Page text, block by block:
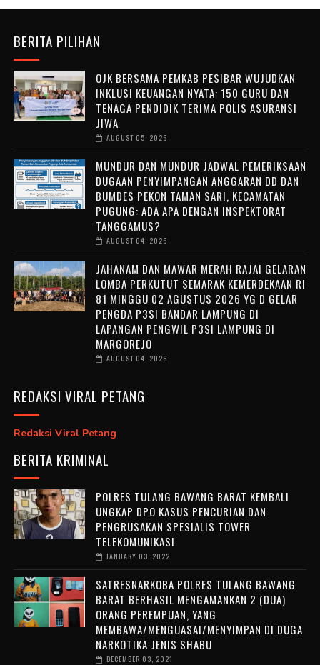
BERITA PILIHAN
OJK BERSAMA PEMKAB PESIBAR WUJUDKAN
INKLUSI KEUANGAN NYATA: 150 GURU DAN
TENAGA PENDIDIK TERIMA POLIS ASURANSI
JIWA
AUGUST 05, 2026
MUNDUR DAN MUNDUR JADWAL PEMERIKSAAN
DUGAAN PENYIMPANGAN ANGGARAN DD DAN
BUMDES PEKON TAMAN SARI, KECAMATAN
PUGUNG: ADA APA DENGAN INSPEKTORAT
TANGGAMUS?
AUGUST 04, 2026
JAHANAM DAN MAWAR MERAH RAJAI GELARAN
LOMBA PERKUTUT SEMARAK KEMERDEKAAN RI
81 MINGGU 02 AGUSTUS 2026 YG D GELAR
PENGDA P3SI BANDAR LAMPUNG DI
LAPANGAN PENGWIL P3SI LAMPUNG DI
MARGOREJO
AUGUST 04, 2026
REDAKSI VIRAL PETANG
Redaksi Viral Petang
BERITA KRIMINAL
POLRES TULANG BAWANG BARAT KEMBALI
UNGKAP DPO KASUS PENCURIAN DAN
PENGRUSAKAN SPESIALIS TOWER
TELEKOMUNIKASI
JANUARY 03, 2022
SATRESNARKOBA POLRES TULANG BAWANG
BARAT BERHASIL MENGAMANKAN 2 (DUA)
ORANG PEREMPUAN, YANG
MEMBAWA/MENGUASAI/MENYIMPAN DI DUGA
NARKOTIKA JENIS SHABU
DECEMBER 03, 2021